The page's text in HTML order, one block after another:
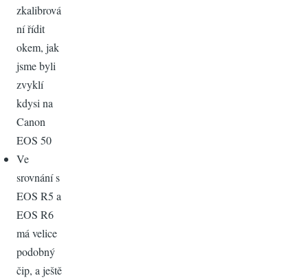
zkalibrová
ní řídit
okem, jak
jsme byli
zvyklí
kdysi na
Canon
EOS 50
Ve
srovnání s
EOS R5 a
EOS R6
má velice
podobný
čip, a ještě